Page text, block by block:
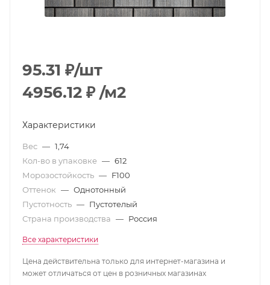
95.31 ₽/шт
4956.12 ₽ /м2
Характеристики
Вес — 1,74
Кол-во в упаковке — 612
Морозостойкость — F100
Оттенок — Однотонный
Пустотность — Пустотелый
Страна производства — Россия
Все характеристики
Цена действительна только для интернет-магазина и
может отличаться от цен в розничных магазинах